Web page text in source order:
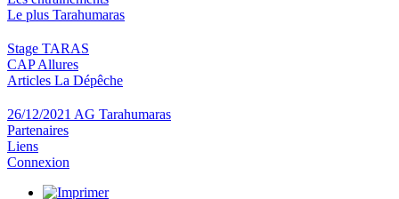
Le plus Tarahumaras
Stage TARAS
CAP Allures
Articles La Dépêche
26/12/2021 AG Tarahumaras
Partenaires
Liens
Connexion